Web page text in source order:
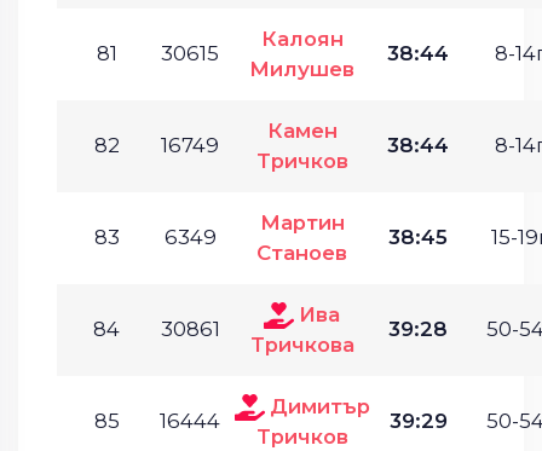
81 30615
Калоян
Милушев
38:44 8-
82 16749
Камен
Тричков
38:44 8-
83 6349
Мартин
Станоев
38:45 15-
84 30861
Ива
Тричкова
39:28 50-
85 16444
Димитър
Тричков
39:29 50-